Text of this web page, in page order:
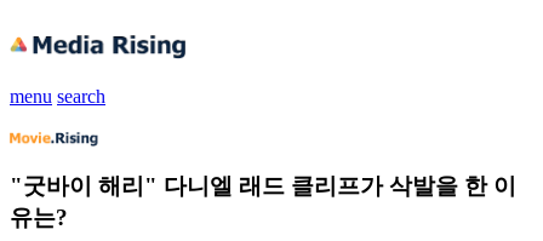
menu search
"굿바이 해리" 다니엘 래드 클리프가 삭발을 한 이
유는?